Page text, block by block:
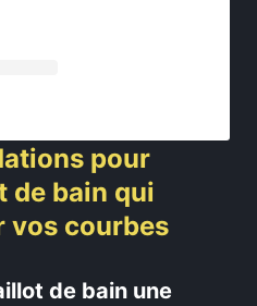
pour
de bain qui
vos courbes
de bain une